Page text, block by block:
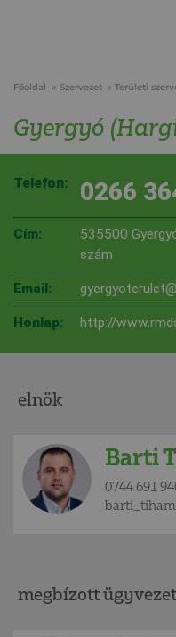
Főoldal Szervezet Területi
Gyergyó
Telefon: 0266
Cím:
535500
szám
Email:
Honlap: http://
elnök
Barti
0744 691
megbízott